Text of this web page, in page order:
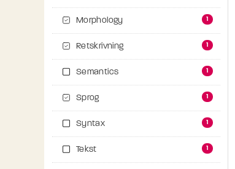
Morphology 1
Retskrivning 1
Semantics 1
Sprog 1
Syntax 1
Tekst 1